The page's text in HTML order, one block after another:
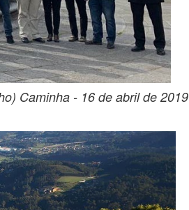
Caminha - 16 de abril de 2019